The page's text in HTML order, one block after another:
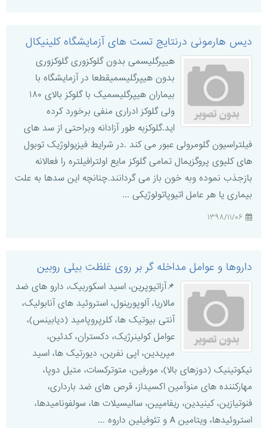
دیس هارمونی درنتایج تست های آزمایشگاه کلینیکال
هیپرگلیسمی بدون گلوکزوری گلوکزوری
بدون هیپرگلیسمیقطعا در آزمایشگاه با
بیماران هیپرگلیسمیک با گلوکز بالای ۱۸۰
ولی گلوکز ادراری منفی برخورد کرده
اید.گلوکزبه طور آزادانه وبراحتی از سد های
فیلتراسیون گلومرولی عبور می کند .در شرایط فیزیولوژیک توبول
های کلیوی پروگزیمال تمامی گلوکز مایع اولترافیلتره را فعالانه
بازجذب نموده وبه خون باز می گردانند.چنانچه این سدها به علت
بیماری یا هر عامل اتیوپاتولوژیکی ...
داروها و عوامل مداخله گر بر روی غلظت بیلی روبین
📌آزاتیوپرین، اسید اسکوربیک، دارو های ضد
مالاریا، آلوپورینول، استروئید های آنابولیک،
آنتی بیوتیک ها، کلرپروپامید (دیابینس)،
عوامل کولینرژیک، دکستران، کدئین،
مپریدین، اپی نفرین، دیورتیک ها، اسید
نیکوتینیک (دوزهای بالا)، مورفین، متوترکسات، متیل دوپا،
مهارکننده های منوآمین اکسیداز، قرص های ضد بارداری،
فنوتیازین، کینیدین، ریفامپین، سالیسیلات ها، سولفونامیدها،
استروئیدها، ویتامین A و تئوفیلین داروه ...